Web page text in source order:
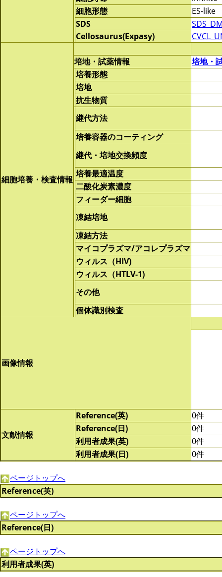
細胞形態
ES-like
SDS
Cellosaurus(Expasy)
細胞培養・検査情報
培地・試薬情報
培地・
培養形態
培地
抗生物質
継代方法
培養容器のコーティング
継代・培地交換頻度
培養最適温度
二酸化炭素濃度
フィーダー細胞
凍結培地
凍結方法
マイコプラズマ/アコレプラズマ
ウィルス（HIV)
ウィルス（HTLV-1)
その他
個体識別検査
画像情報
文献情報
Reference(英)
0件
Reference(日)
0件
利用者成果(英)
0件
利用者成果(日)
0件
ページトップへ
Reference(英)
ページトップへ
Reference(日)
ページトップへ
利用者成果(英)